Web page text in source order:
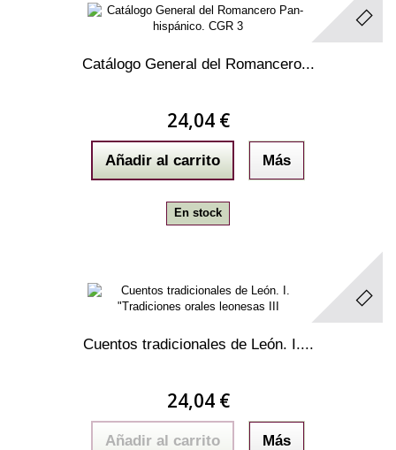
Catálogo General del Romancero...
24,04 €
Añadir al carrito Más
En stock
Cuentos tradicionales de León. I....
24,04 €
Añadir al carrito Más